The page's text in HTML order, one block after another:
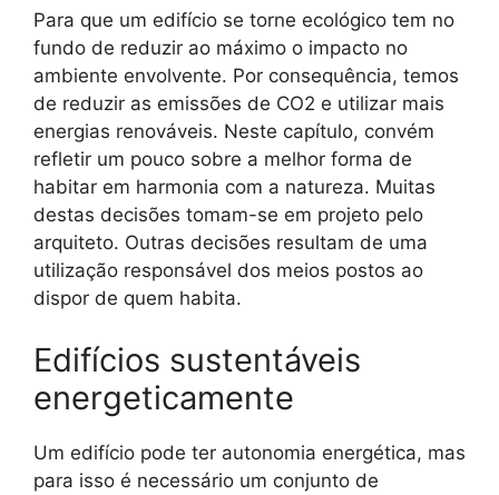
Para que um edifício se torne ecológico tem no
fundo de reduzir ao máximo o impacto no
ambiente envolvente. Por consequência, temos
de reduzir as emissões de CO2 e utilizar mais
energias renováveis. Neste capítulo, convém
refletir um pouco sobre a melhor forma de
habitar em harmonia com a natureza. Muitas
destas decisões tomam-se em projeto pelo
arquiteto. Outras decisões resultam de uma
utilização responsável dos meios postos ao
dispor de quem habita.
Edifícios sustentáveis
energeticamente
Um edifício pode ter autonomia energética, mas
para isso é necessário um conjunto de